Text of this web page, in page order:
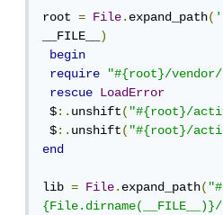
root = File.expand_path(
__FILE__)
begin
require
"#{root}/vendor/
rescue
LoadError
$:.unshift("#{root}/
$:.unshift("#{root}/
end
lib = File.expand_path("#